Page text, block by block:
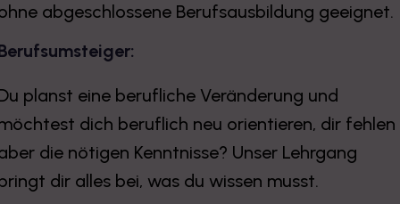
abgeschlossene Berufsausbildung geeignet.
planst eine berufliche Veränderung und
dich beruflich neu orientieren, dir fehlen
die nötigen Kenntnisse? Unser Lehrgang
dir alles bei, was du wissen musst.